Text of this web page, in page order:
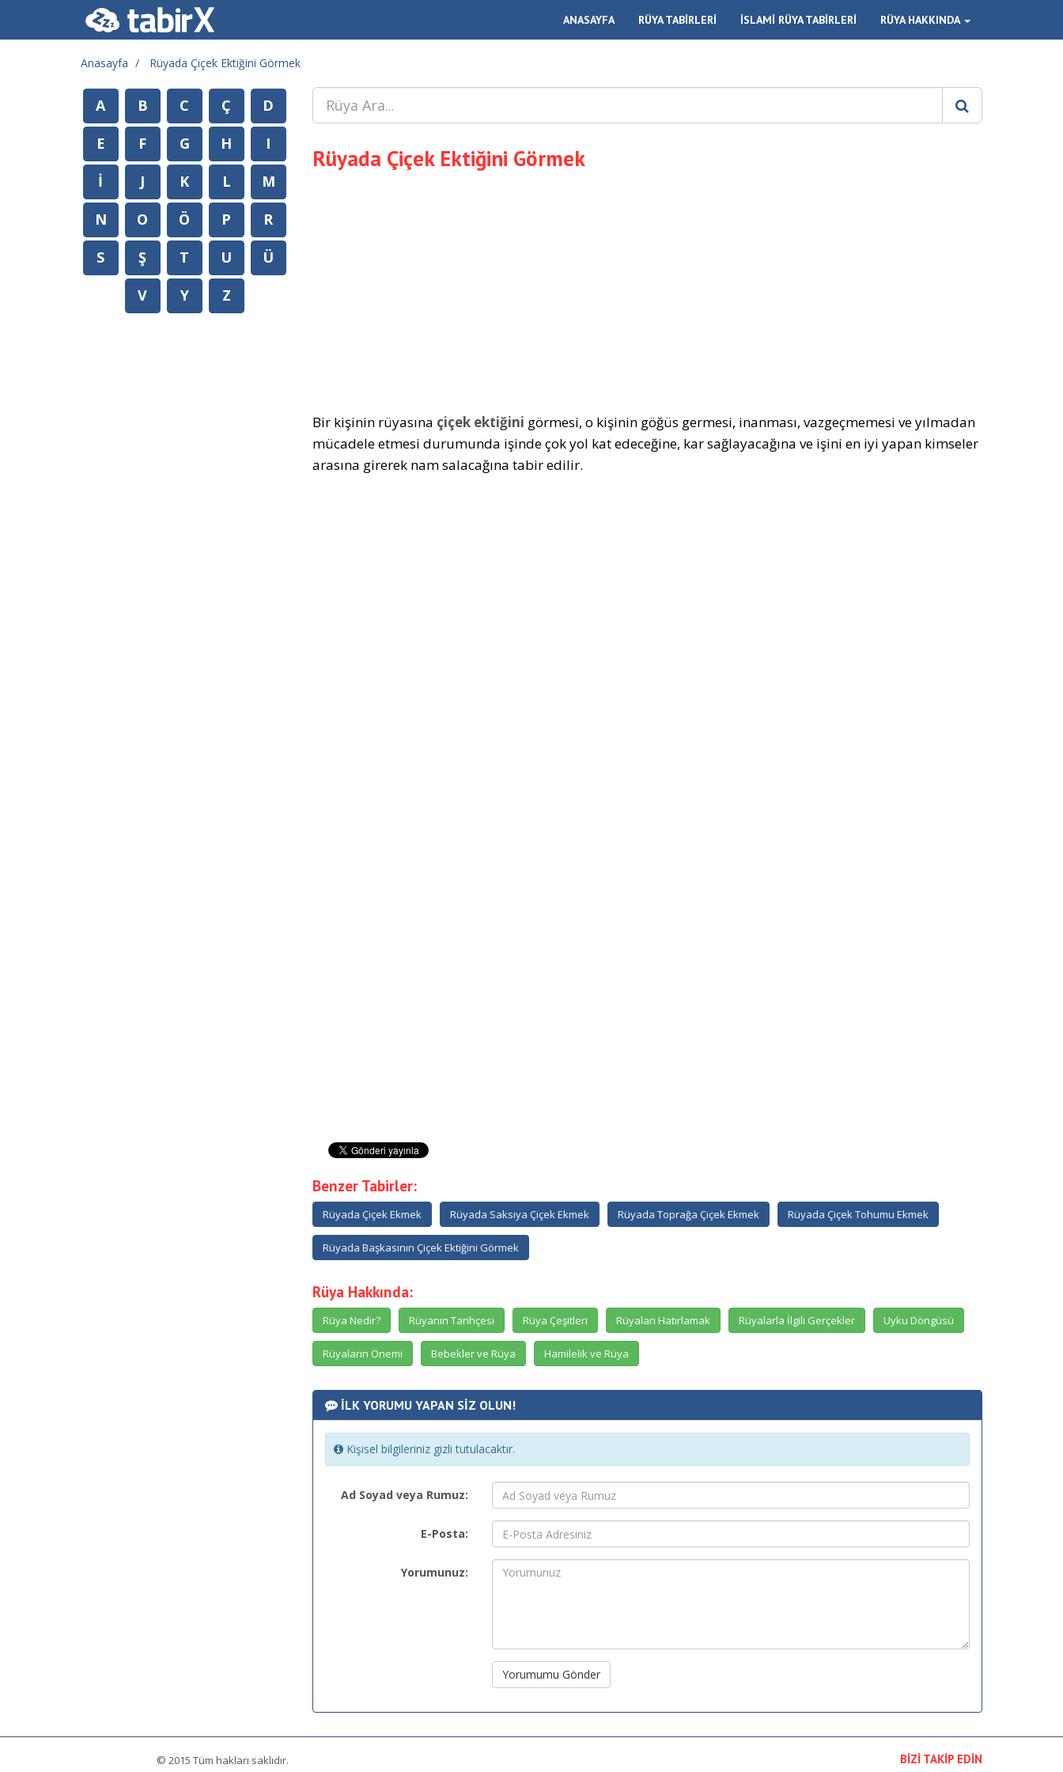
ANASAYFA RÜYA TABİRLERİ İSLAMİ RÜYA TABİRLERİ RÜYA HAKKINDA
Anasayfa Rüyada Çiçek Ektiğini Görmek
Rüyada Çiçek Ektiğini Görmek
Bir kişinin rüyasına çiçek ektiğini görmesi, o kişinin göğüs germesi, inanması, vazgeçmemesi ve yılmadan
mücadele etmesi durumunda işinde çok yol kat edeceğine, kar sağlayacağına ve işini en iyi yapan kimseler
arasına girerek nam salacağına tabir edilir.
Benzer Tabirler:
Rüyada Çiçek Ekmek Rüyada Saksıya Çiçek Ekmek Rüyada Toprağa Çiçek Ekmek Rüyada Çiçek Tohumu Ekmek
Rüyada Başkasının Çiçek Ektiğini Görmek
Rüya Hakkında:
Rüya Nedir? Rüyanın Tarihçesi Rüya Çeşitleri Rüyaları Hatırlamak Rüyalarla İlgili Gerçekler Uyku Döngüsü
Rüyaların Önemi Bebekler ve Rüya Hamilelik ve Rüya
İLK YORUMU YAPAN SİZ OLUN!
Kişisel bilgileriniz gizli tutulacaktır.
Ad Soyad veya Rumuz:
E-Posta:
Yorumunuz:
Yorumumu Gönder
A B C Ç
D
E
F G H
I
İ
J K L
M
N
O Ö P
R
S
Ş T U
Ü
V
Y Z
© 2015 Tüm hakları saklıdır. BİZİ TAKİP EDİN